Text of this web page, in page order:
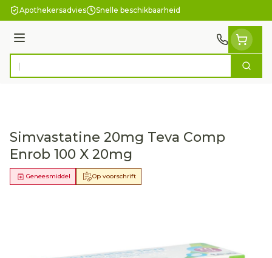
Ga naar de inhoud
Apothekersadvies Snelle beschikbaarheid
Menu
Product, merk, categorie... Zoek
Simvastatine 20mg Teva Comp
Enrob 100 X 20mg
Op voorschrift
Geneesmiddel